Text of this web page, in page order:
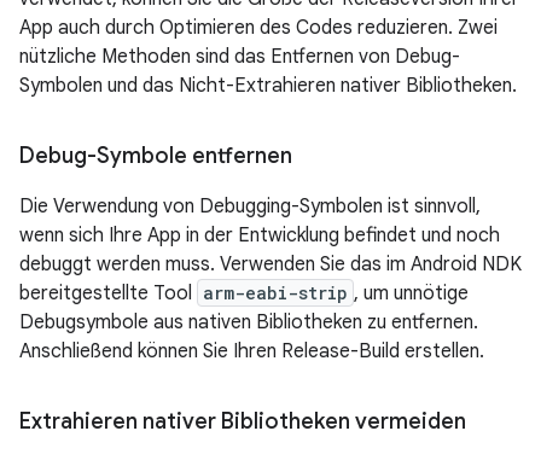
App auch durch Optimieren des Codes reduzieren. Zwei
nützliche Methoden sind das Entfernen von Debug-
Symbolen und das Nicht-Extrahieren nativer Bibliotheken.
Debug-Symbole entfernen
Die Verwendung von Debugging-Symbolen ist sinnvoll,
wenn sich Ihre App in der Entwicklung befindet und noch
debuggt werden muss. Verwenden Sie das im Android NDK
bereitgestellte Tool arm-eabi-strip , um unnötige
Debugsymbole aus nativen Bibliotheken zu entfernen.
Anschließend können Sie Ihren Release-Build erstellen.
Extrahieren nativer Bibliotheken vermeiden